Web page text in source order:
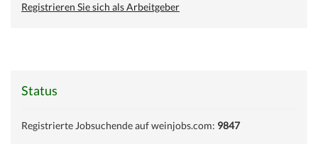
Registrieren Sie sich als Arbeitgeber
Status
Registrierte Jobsuchende auf weinjobs.com: 9847